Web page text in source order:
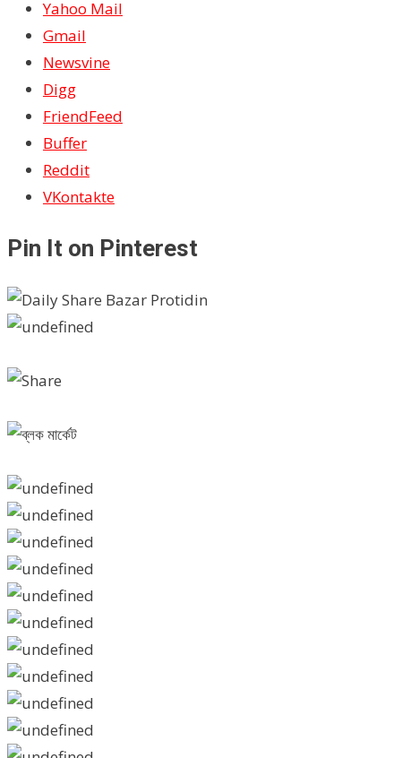
Yahoo Mail
Gmail
Newsvine
Digg
FriendFeed
Buffer
Reddit
VKontakte
Pin It on Pinterest